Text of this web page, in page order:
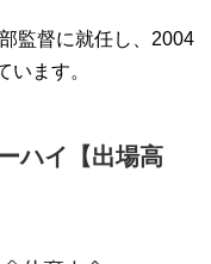
監督に就任し、2004
います。
ハイ【出場高